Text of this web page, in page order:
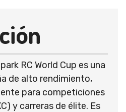
RC World Cup es una
de alto rendimiento,
para competiciones
y carreras de élite. Es